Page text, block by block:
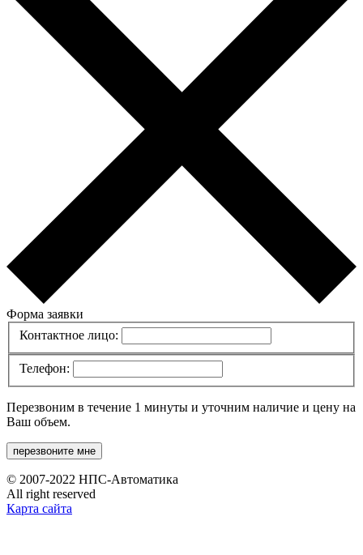
Форма заявки
Контактное лицо:
Телефон:
Перезвоним в течение 1 минуты и уточним наличие и цену на
Ваш объем.
перезвоните мне
© 2007-2022 НПС-Автоматика
All right reserved
Карта сайта